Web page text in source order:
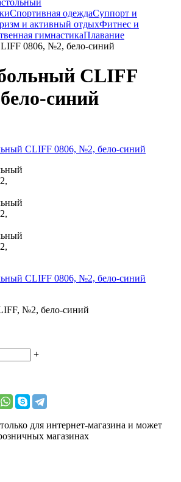
Спортивная одеждаСуппорт и
и активный отдыхФитнес и
гимнастикаПлавание
0806, №2, бело-синий
CLIFF
синий
№2, бело-синий
+
для интернет-магазина и может
магазинах